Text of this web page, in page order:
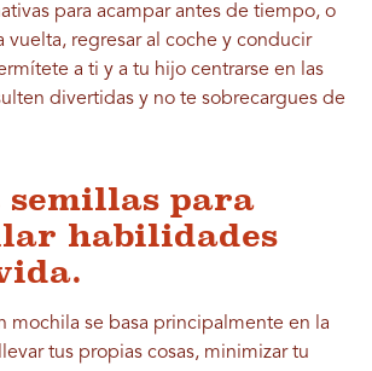
para acampar antes de tiempo, o
vuelta, regresar al coche y conducir
a ti y a tu hijo centrarse en las
divertidas y no te sobrecargues de
semillas para
habilidades
mochila se basa principalmente en la
tus propias cosas, minimizar tu